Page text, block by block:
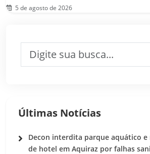
5 de agosto de 2026
Últimas Notícias
Decon interdita parque aquático
de hotel em Aquiraz por falhas